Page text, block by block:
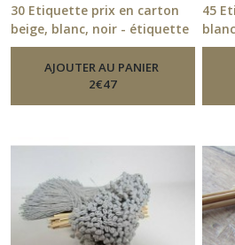
30 Etiquette prix en carton
beige, blanc, noir - étiquette
étoile arrondie-Etiquettes Et
AutocollantsAJOUTER AU PANIER
2€47
45